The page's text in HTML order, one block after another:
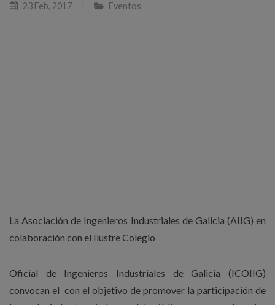
23 Feb, 2017 Eventos
La Asociación de Ingenieros Industriales de Galicia (AIIG) en
colaboración con el Ilustre Colegio
Oficial de Ingenieros Industriales de Galicia (ICOIIG)
convocan el con el objetivo de promover la participación de